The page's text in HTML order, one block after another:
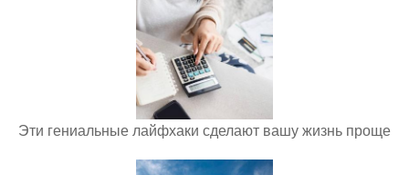
Эти гениальные лайфхаки сделают вашу жизнь проще